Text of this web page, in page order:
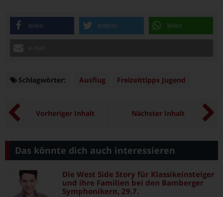
teilen twittern teilen
Schlagwörter: Schlagwörter
Ausflug Freizeittipps Jugend
Vorheriger Inhalt Nächster Inhalt
Das könnte dich auch interessieren
Die West Side Story für Klassikeinsteiger
und ihre Familien bei den Bamberger
Symphonikern, 29.7.